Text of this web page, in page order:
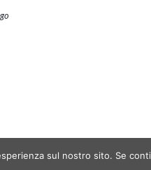
per l’Innovazione Sociale®
sul nostro sito. Se